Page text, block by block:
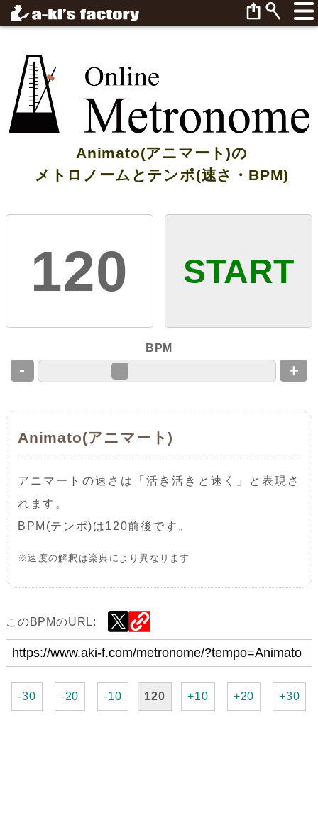
Animato(アニマート)の
メトロノームとテンポ(速さ・BPM)
120 START
BPM
- +
Animato(アニマート)
アニマートの速さは「活き活きと速く」と表現さ
れます。
BPM(テンポ)は120前後です。
※速度の解釈は楽典により異なります
このBPMのURL:
-30 -20 -10 120 +10 +20 +30